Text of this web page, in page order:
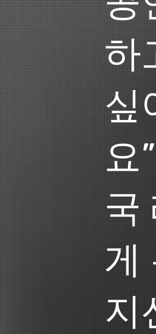
하
싶
요
국
게
지